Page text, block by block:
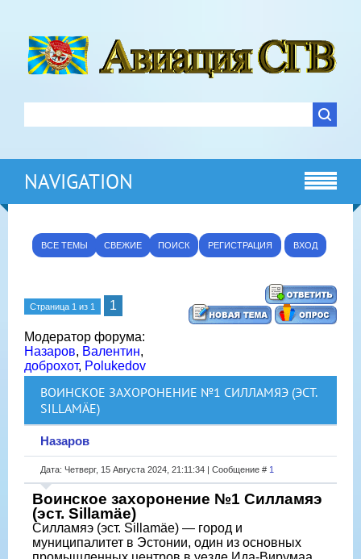
NAVIGATION
ВСЕ ТЕМЫ СВЕЖИЕ ПОИСК РЕГИСТРАЦИЯ ВХОД
Страница 1 из 1 1
Модератор форума:
Назаров, Валентин,
доброхот, Polukedov
ВОИНСКОЕ ЗАХОРОНЕНИЕ №1 СИЛЛАМЯЭ (ЭСТ.
SILLAMÄE)
Назаров
Дата: Четверг, 15 Августа 2024, 21:11:34 | Сообщение # 1
Воинское захоронение №1 Силламяэ
(эст. Sillamäe)
Силламяэ (эст. Sillamäe) — город и
муниципалитет в Эстонии, один из основных